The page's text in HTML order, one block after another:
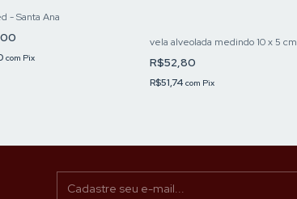
- Santa Ana
com Pix
vela alveolada medindo 10 x 5 cm
R$52,80
R$51,74 com Pix